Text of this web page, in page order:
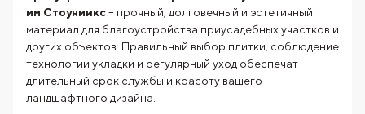
мм Стоунмикс– прочный, долговечный и эстетичный
материал для благоустройства приусадебных участков и
других объектов. Правильный выбор плитки, соблюдение
технологии укладки и регулярный уход обеспечат
длительный срок службы и красоту вашего
ландшафтного дизайна.